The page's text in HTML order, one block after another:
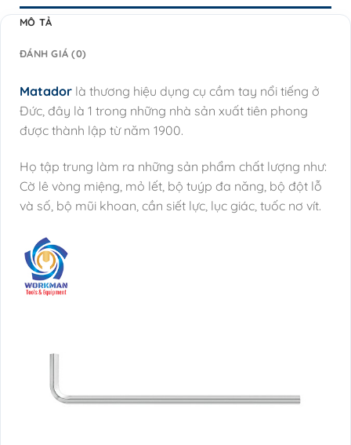
MÔ TẢ
ĐÁNH GIÁ (0)
Matador là thương hiệu dụng cụ cầm tay nổi tiếng ở
Đức, đây là 1 trong những nhà sản xuất tiên phong
được thành lập từ năm 1900.
Họ tập trung làm ra những sản phẩm chất lượng như:
Cờ lê vòng miệng, mỏ lết, bộ tuýp đa năng, bộ đột lỗ
và số, bộ mũi khoan, cần siết lực, lục giác, tuốc nơ vít.